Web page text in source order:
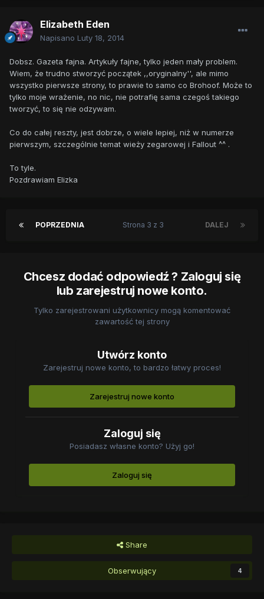
Elizabeth Eden
Napisano Luty 18, 2014
Dobsz. Gazeta fajna. Artykuły fajne, tylko jeden mały problem.
Wiem, że trudno stworzyć początek ,,oryginalny'', ale mimo
wszystko pierwsze strony, to prawie to samo co Brohoof. Może to
tylko moje wrażenie, no nic, nie potrafię sama czegoś takiego
tworzyć, to się nie odzywam.
Co do całej reszty, jest dobrze, o wiele lepiej, niż w numerze
pierwszym, szczególnie temat wieży zegarowej i Fallout ^^ .
To tyle.
Pozdrawiam Elizka
POPRZEDNIA DALEJ
Strona 3 z 3
Chcesz dodać odpowiedź ? Zaloguj się
lub zarejestruj nowe konto.
Tylko zarejestrowani użytkownicy mogą komentować
zawartość tej strony
Utwórz konto
Zarejestruj nowe konto, to bardzo łatwy proces!
Zarejestruj nowe konto
Zaloguj się
Posiadasz własne konto? Użyj go!
Zaloguj się
Share
Obserwujący 4